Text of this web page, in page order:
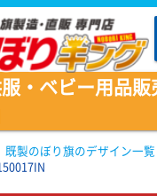
・ベビー用品
既製のぼり旗のデザイン一覧